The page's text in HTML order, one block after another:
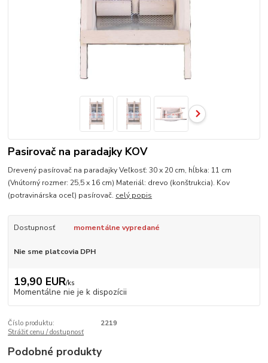
Pasirovač na paradajky KOV
Drevený pasírovač na paradajky Veľkosť: 30 x 20 cm, hĺbka: 11 cm
(Vnútorný rozmer: 25,5 x 16 cm) Materiál: drevo (konštrukcia). Kov
(potravinárska oceľ) pasírovač. celý popis
Dostupnosť momentálne vypredané
Nie sme platcovia DPH
19,90 EUR/ks
Momentálne nie je k dispozícii
Číslo produktu:
2219
Strážiť cenu / dostupnosť
Podobné produkty